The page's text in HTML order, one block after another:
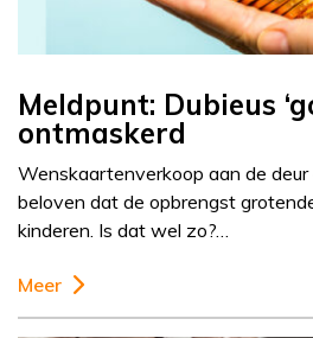
Meldpunt: Dubieus
ontmaskerd
Wenskaartenverkoop aan de deur
beloven dat de opbrengst
kinderen. Is dat wel zo?…
Meer